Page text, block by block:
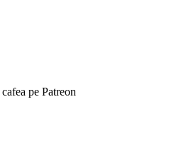
pe Patreon